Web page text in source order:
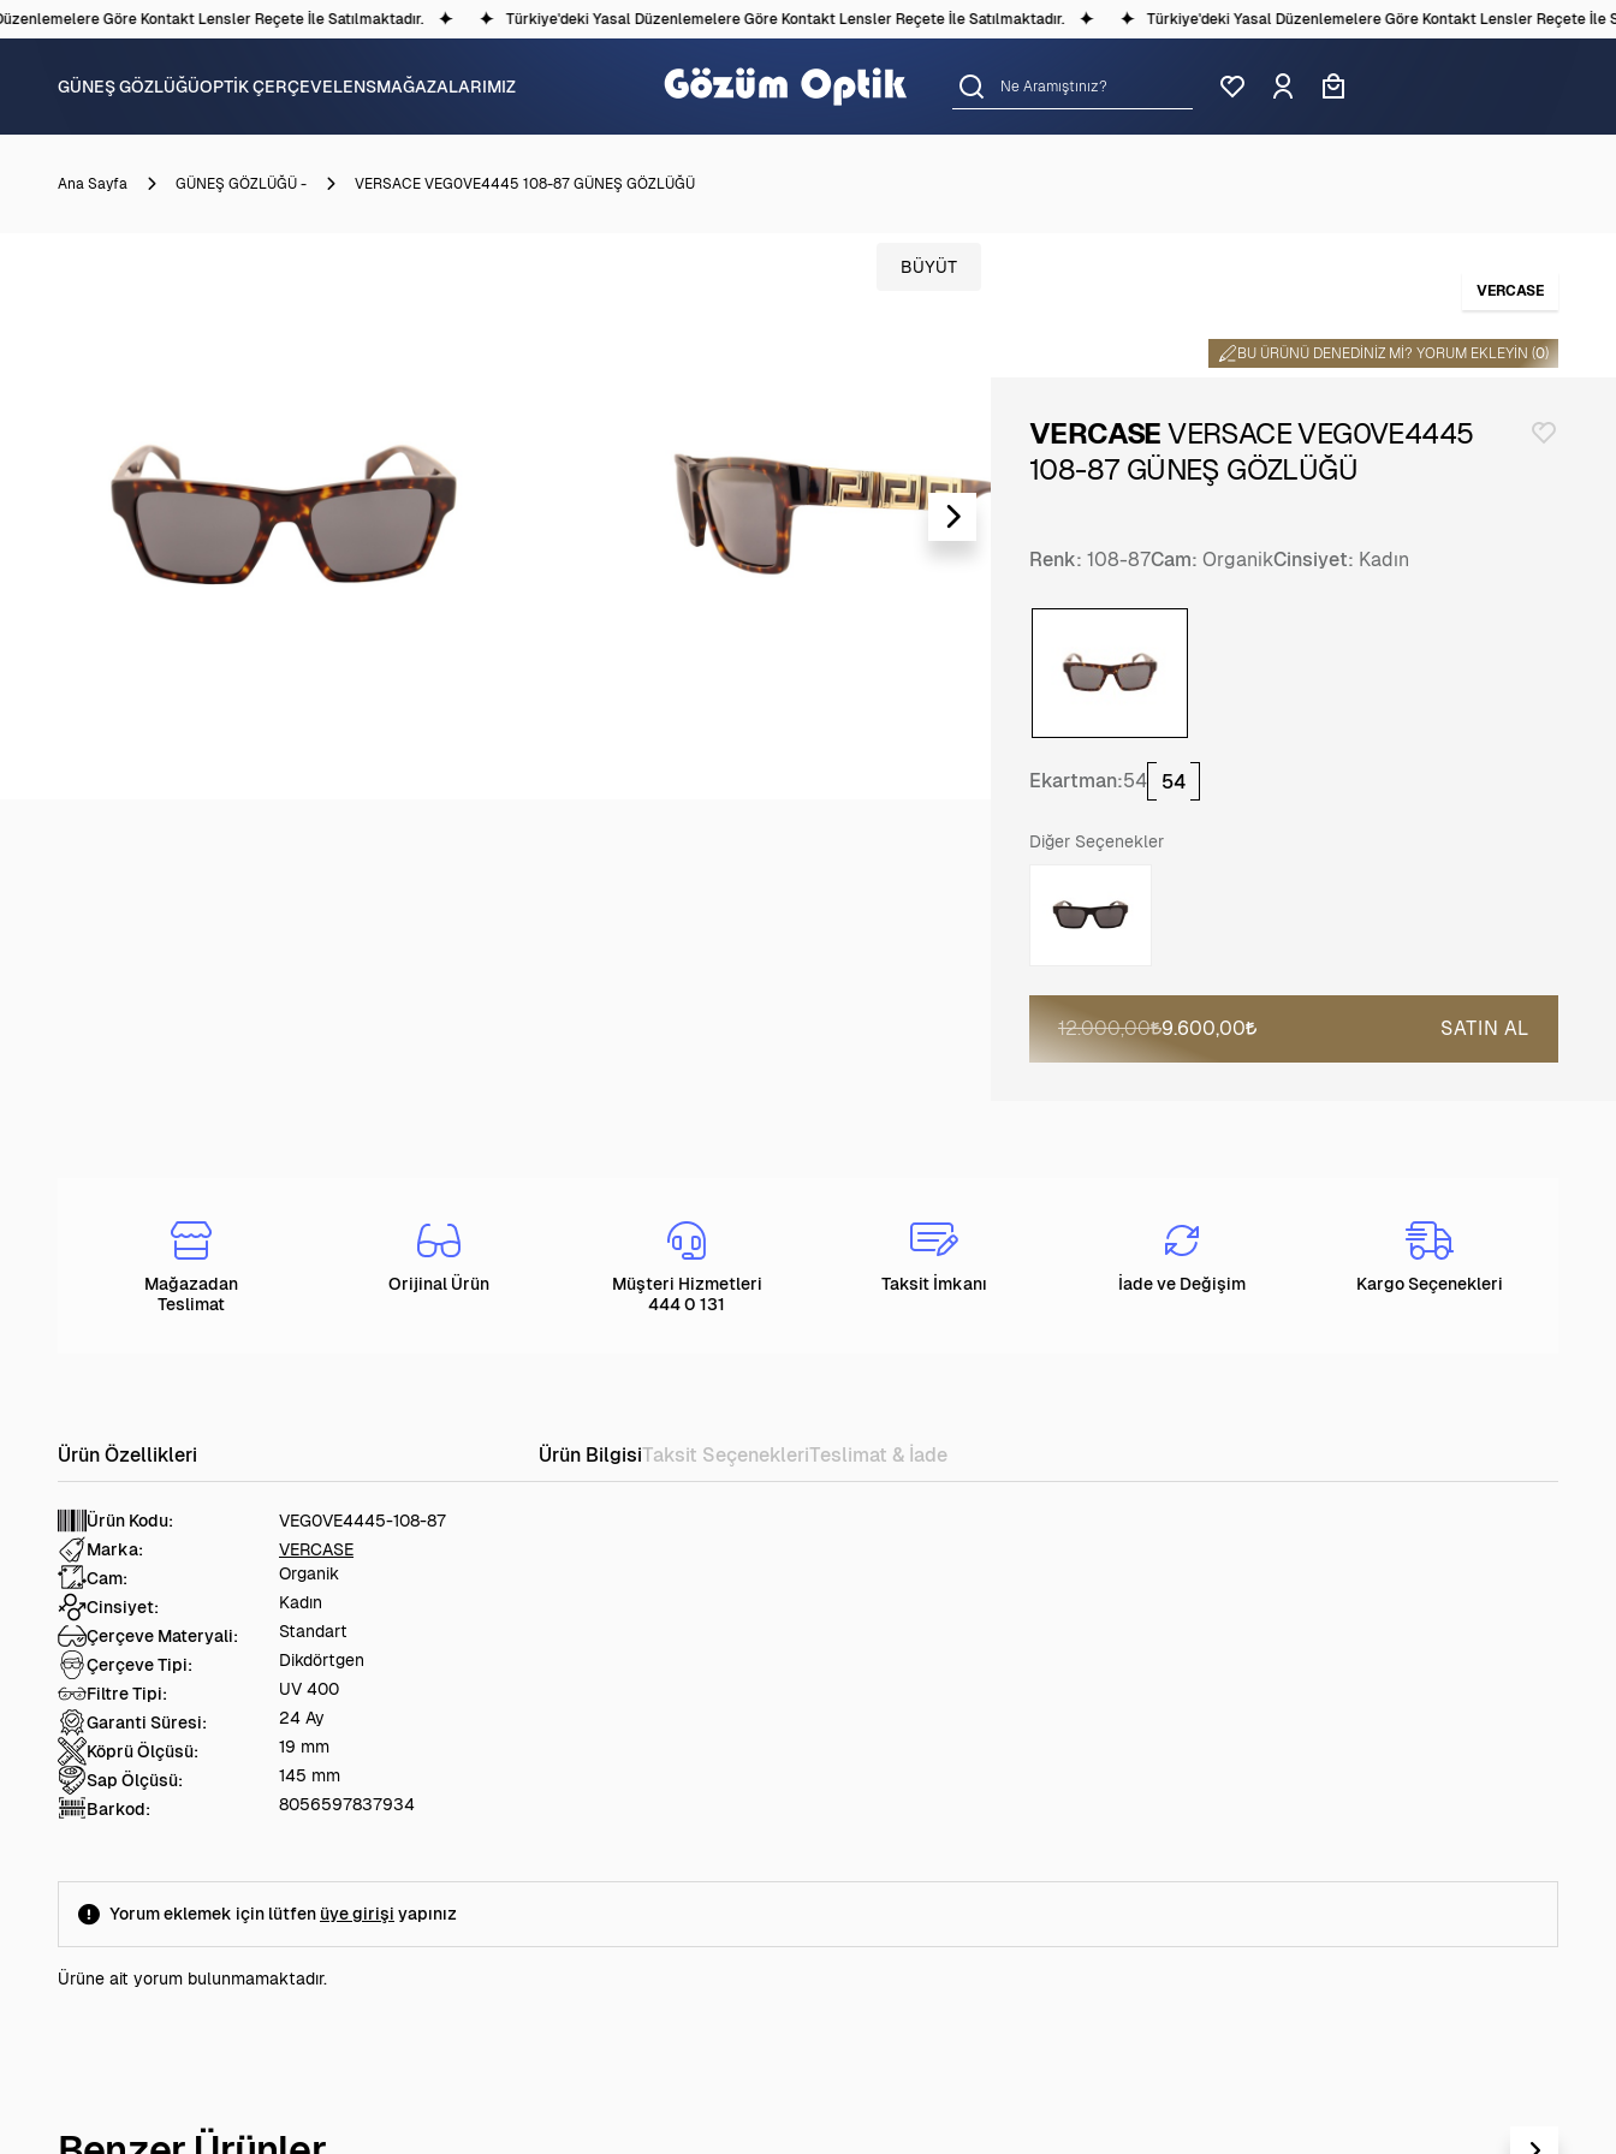
Göre Kontakt Lensler Reçete İle Satılmaktadır. Türkiye'deki Yasal Düzenlemelere Göre Kontakt Lensler Reçete İle Satılmaktadır. Türkiye'deki Yasal Düzenlemelere Göre Kontakt Lensler Reçete İle
GÜNEŞ GÖZLÜĞÜOPTİK ÇERÇEVELENSMAĞAZALARIMIZ
Ana Sayfa GÜNEŞ GÖZLÜĞÜ - VERSACE VEG0VE4445 108-87 GÜNEŞ GÖZLÜĞÜ
BÜYÜT
BU ÜRÜNÜ DENEDINIZ MI? YORUM EKLEYIN (0)
VERCASE
VERCASE VERSACE VEG0VE4445
108-87 GÜNEŞ GÖZLÜĞÜ
Renk: 108-87Cam: OrganikCinsiyet: Kadın
Ekartman:54 54
Diğer Seçenekler
12.000,00 9.600,00 SATIN AL
Mağazadan
Teslimat
Orijinal Ürün
Müşteri Hizmetleri
444 0 131
Taksit İmkanı İade ve Değişim Kargo Seçenekleri
Ürün Kodu:
VEG0VE4445-108-87
Marka:
VERCASE
Cam:
Organik
Cinsiyet:
Kadın
Çerçeve Materyali:
Standart
Çerçeve Tipi:
Dikdörtgen
Filtre Tipi:
UV 400
Garanti Süresi:
24 Ay
Köprü Ölçüsü:
19 mm
Sap Ölçüsü:
145 mm
Barkod:
8056597837934
Ürün BilgisiTaksit SeçenekleriTeslimat & İade
Yorum eklemek için lütfen üye girişi yapınız
Ürüne ait yorum bulunmamaktadır.